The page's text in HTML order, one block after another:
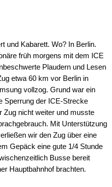
und Kabarett. Wo? In Berlin.
früh morgens mit dem ICE
Plaudern und Lesen
etwa 60 km vor Berlin in
vollzog. Grund war ein
Sperrung der ICE-Strecke
Zug nicht weiter und musste
Mit Unterstützung
wir den Zug über eine
Gepäck eine gute 1/4 Stunde
Busse bereit
Hauptbahnhof brachten.